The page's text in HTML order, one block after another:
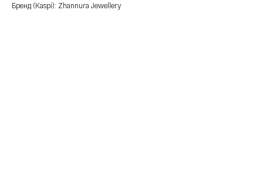
Бренд (Kaspi): Zhannura Jewellery